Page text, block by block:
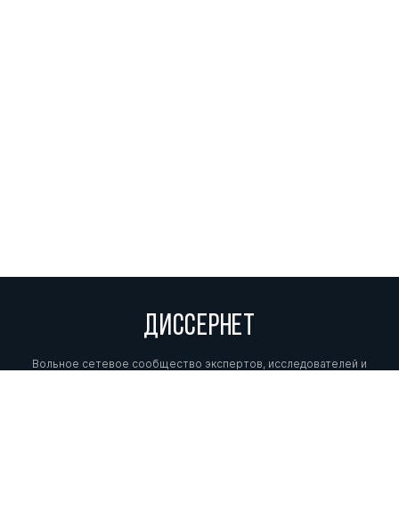
ДИССЕРНЕТ
Вольное сетевое сообщество экспертов, исследователей и